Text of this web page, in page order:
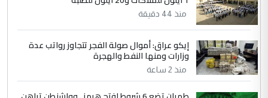
عبد الأمير جاسم هليل
التعليق : نحن اباء الطلاب الأوائل على العراق
نتشرف بلقاء السيد احمد الصافي في العتبات
الحسنية لزرع ...
الموضوع :
مكتب السيد احمد الصافي : لا يوجود
لدينا اي حساب على الفيس بوك وتويتر
منذ 44 دقيقة
إيكو عراق: أموال صولة الفجر تتجاوز رواتب عدة
وزارات ومنها النفط والهجرة
منذ 2 ساعة